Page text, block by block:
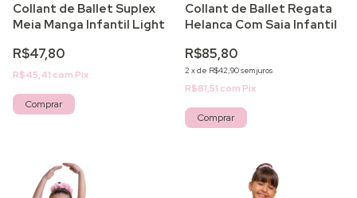
Collant de Ballet Suplex
Meia Manga Infantil Light
R$47,80
R$45,41 com Pix
Comprar
Collant de Ballet Regata
Helanca Com Saia Infantil
R$85,80
2 xde R$42,90sem juros
R$81,51 com Pix
Comprar